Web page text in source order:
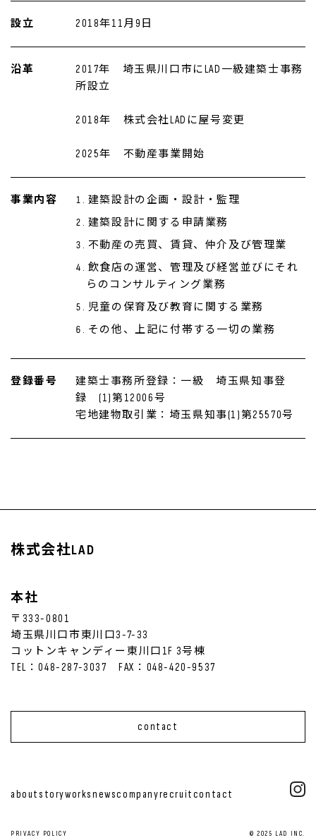
設立 2018年11月9日
沿革
2017年 埼玉県川口市にLAD一級建築士事務
所設立
2018年 株式会社LADに屋号変更
2025年 不動産事業開始
事業内容
建築設計の企画・設計・監理
建築設計に関する申請業務
不動産の売買、賃貸、仲介及び管理業
飲食店の運営、管理及び経営並びにそれ
らのコンサルティング業務
児童の保育及び教育に関する業務
その他、上記に付帯する一切の業務
登録番号
建築士事務所登録：一級 埼玉県知事登
録 (1)第12006号
宅地建物取引業：埼玉県知事(1)第25570号
株式会社LAD
本社
〒333-0801
埼玉県川口市東川口3-7-33
コットンキャンディー東川口1F 3号棟
TEL：048-287-3037 FAX：048-420-9537
contact
about storyworksnewscompanyrecruitcontact
PRIVACY POLICY © 2025 LAD INC.